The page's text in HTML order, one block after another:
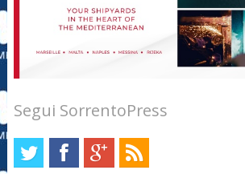
Segui SorrentoPress